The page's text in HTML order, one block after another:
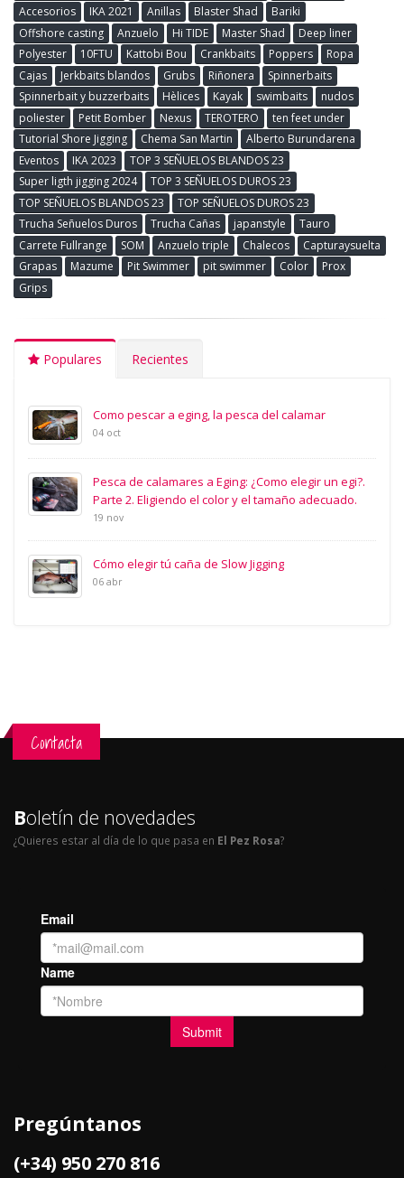
Accesorios
IKA 2021 Anillas Blaster Shad
Bariki
Offshore casting
Anzuelo Hi TIDE Master Shad
Deep liner
Polyester
10FTU Kattobi Bou Crankbaits Poppers
Ropa
Cajas
Jerkbaits blandos Grubs Riñonera
Spinnerbaits
Spinnerbait y buzzerbaits
Hèlices Kayak swimbaits
nudos
poliester
Petit Bomber Nexus TEROTERO
ten feet under
Tutorial Shore Jigging
Chema San Martin
Alberto Burundarena
Eventos
IKA 2023
TOP 3 SEÑUELOS BLANDOS 23
Super ligth jigging 2024
TOP 3 SEÑUELOS DUROS 23
TOP SEÑUELOS BLANDOS 23
TOP SEÑUELOS DUROS 23
Trucha Señuelos Duros
Trucha Cañas japanstyle
Tauro
Carrete Fullrange
SOM Anzuelo triple Chalecos
Capturaysuelta
Grapas
Mazume Pit Swimmer pit swimmer Color
Prox
Grips
Populares Recientes
Como pescar a eging, la pesca del calamar
04 oct
Pesca de calamares a Eging: ¿Como elegir un egi?.
Parte 2. Eligiendo el color y el tamaño adecuado.
19 nov
Cómo elegir tú caña de Slow Jigging
06 abr
Contacta
Boletín de novedades
¿Quieres estar al día de lo que pasa en El Pez Rosa?
Pregúntanos
(+34) 950 270 816